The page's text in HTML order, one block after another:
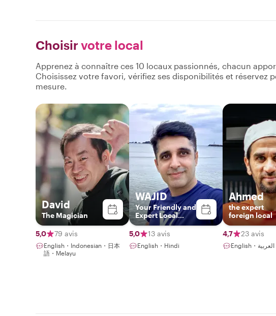
Choisir votre local
Apprenez à connaître ces 10 locaux passionnés, chacun
Choisissez votre favori, vérifiez ses disponibilités et réservez
mesure.
David
The Magician
5,0 79 avis
English・Indonesian・日本
語・Melayu
WAJID
Your Friendly and
Expert Local
Guide
5,0
13 avis
English・Hindi
Ahmed
the expert
foreign local
4,7 23 avis
English・العربية